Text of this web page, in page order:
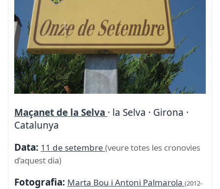
Maçanet de la Selva · la Selva · Girona ·
Catalunya
Data: 11 de setembre (veure totes les cronovies
d’aquest dia)
Fotografia: Marta Bou i Antoni Palmarola (2012-